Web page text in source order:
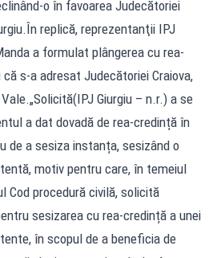
o în favoarea Judecătoriei
replică, reprezentanţii IPJ
a formulat plângerea cu rea-
s-a adresat Judecătoriei Craiova,
Giurgiu – n.r.) a se
a dat dovadă de rea-credință în
de a sesiza instanța, sesizând o
motiv pentru care, în temeiul
Cod procedură civilă, solicită
sesizarea cu rea-credință a unei
în scopul de a beneficia de